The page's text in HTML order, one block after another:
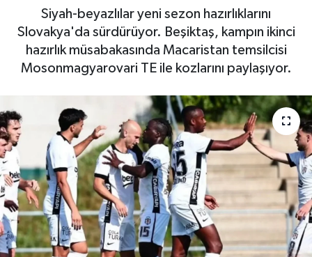
Siyah-beyazlılar yeni sezon hazırlıklarını
Slovakya'da sürdürüyor. Beşiktaş, kampın ikinci
hazırlık müsabakasında Macaristan temsilcisi
Mosonmagyarovari TE ile kozlarını paylaşıyor.
GÜNDEM
MAGAZİN
EĞİTİM
BÖLGE
KEŞFET
POPÜLER
Son Dakika Haberleri
Haber Arşivi